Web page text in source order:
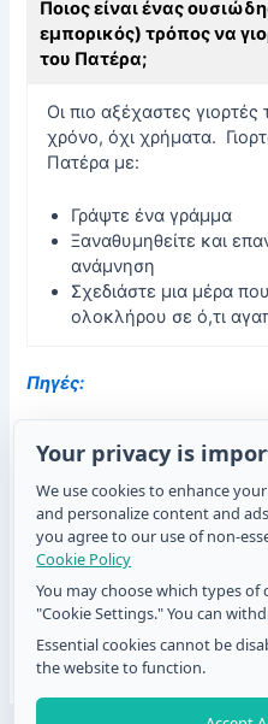
Ποιος είναι ένας
εμπορικός) τρόπος να
του Πατέρα;
Οι πιο αξέχαστες
χρόνο, όχι χρήματα.
Πατέρα με:
Γράψτε ένα γράμμα
Ξαναθυμηθείτε και
ανάμνηση
Σχεδιάστε μια μέρα
ολοκλήρου σε ό,τι
Πηγές:
day.html
https://nrf.com/media-
spending-to-reach-record-
https://
giving-suggestions/the-
https://publicholidays.lt/
https://www.retail-insight-
day-gift-spending-
view&cf-closed
Your privacy is
We use cookies to enhance
and personalize content and
you agree to our use of non-
Cookie Policy
You may choose which types
"Cookie Settings." You can
Essential cookies cannot be
the website to function.